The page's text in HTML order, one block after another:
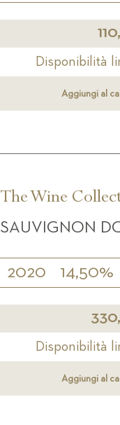
Disponibilità
Aggiungi al
The Wine
SAUVIGNON
2020 14,50%
Disponibilità
Aggiungi al